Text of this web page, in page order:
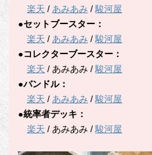
楽天 / あみあみ /駿河屋
●セットブースター：
楽天 / あみあみ /駿河屋
●コレクターブースター：
楽天 / あみあみ /駿河屋
●バンドル：
楽天 / あみあみ /駿河屋
●統率者デッキ：
楽天 / あみあみ /駿河屋